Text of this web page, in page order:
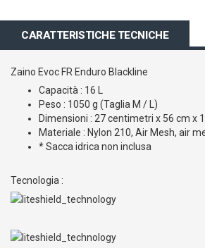
CARATTERISTICHE TECNICHE
Zaino Evoc FR Enduro Blackline
Capacità : 16 L
Peso : 1050 g (Taglia M /
L)
Dimensioni : 27 centimetri x 56 cm x
Materiale : Nylon 210, Air Mesh, air
* Sacca idrica non inclusa
Tecnologia :